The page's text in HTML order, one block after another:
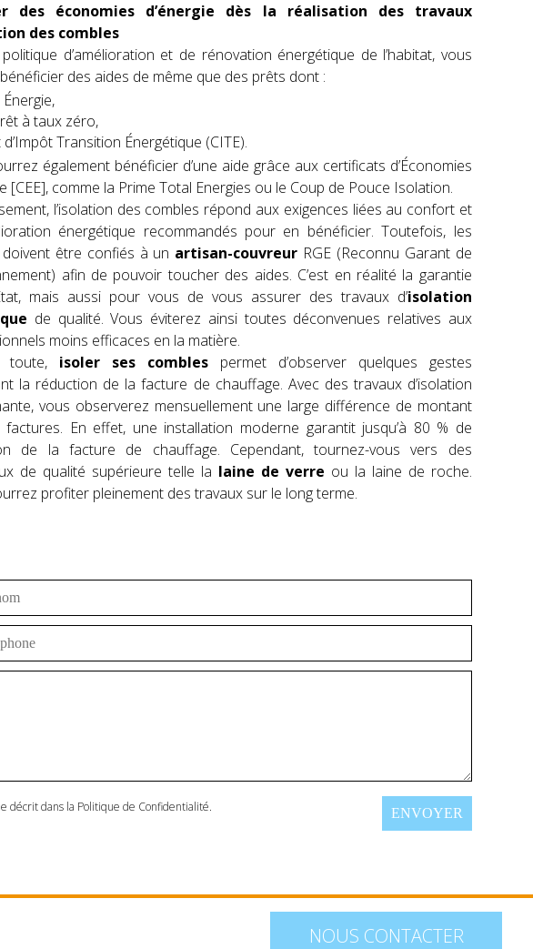
des économies d’énergie dès la réalisation des travaux
des combles
d’amélioration et de rénovation énergétique de l’habitat, vous
des aides de même que des prêts dont :
à taux zéro,
d’Impôt Transition Énergétique (CITE).
également bénéficier d’une aide grâce aux certificats d’Économies
[CEE], comme la Prime Total Energies ou le Coup de Pouce Isolation.
l’isolation des combles répond aux exigences liées au confort et
énergétique recommandés pour en bénéficier. Toutefois, les
être confiés à un artisan-couvreur RGE (Reconnu Garant de
afin de pouvoir toucher des aides. C’est en réalité la garantie
mais aussi pour vous de vous assurer des travaux d’isolation
de qualité. Vous éviterez ainsi toutes déconvenues relatives aux
moins efficaces en la matière.
toute, isoler ses combles permet d’observer quelques gestes
la réduction de la facture de chauffage. Avec des travaux d’isolation
vous observerez mensuellement une large différence de montant
En effet, une installation moderne garantit jusqu’à 80 % de
de la facture de chauffage. Cependant, tournez-vous vers des
de qualité supérieure telle la laine de verre ou la laine de roche.
profiter pleinement des travaux sur le long terme.
décrit dans la Politique de Confidentialité.
NOUS CONTACTER